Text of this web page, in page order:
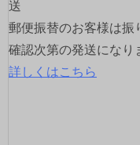
送
郵便振替のお客様は振
確認次第の発送になり
詳しくはこちら